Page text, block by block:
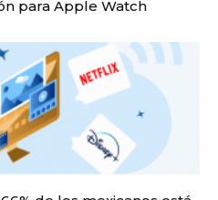
para Apple Watch